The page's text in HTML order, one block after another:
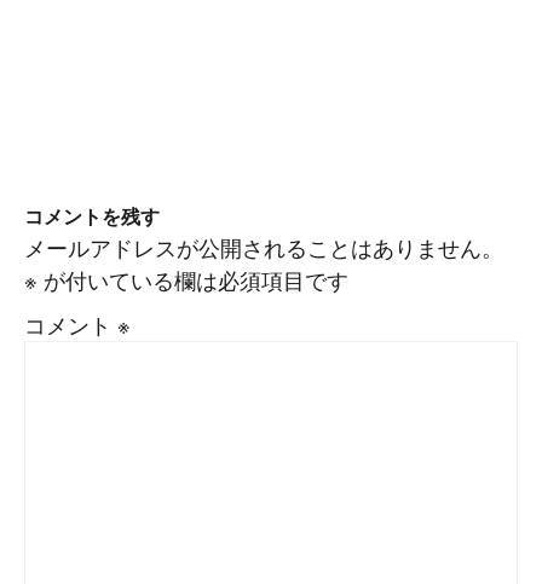
コメントを残す
メールアドレスが公開されることはありません。
※ が付いている欄は必須項目です
コメント ※